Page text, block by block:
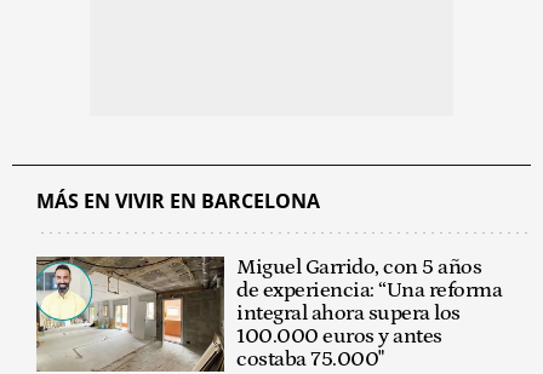
MÁS EN VIVIR EN BARCELONA
Miguel Garrido, con 5 años
de experiencia: “Una reforma
integral ahora supera los
100.000 euros y antes
costaba 75.000"